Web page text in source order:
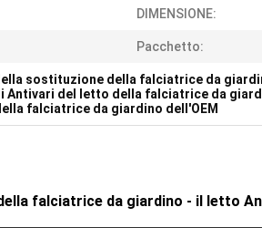
DIMENSIONE:
Pacchetto:
sostituzione della falciatrice da
Antivari del letto della falciatrice da
falciatrice da giardino dell'OEM
falciatrice da giardino - il letto